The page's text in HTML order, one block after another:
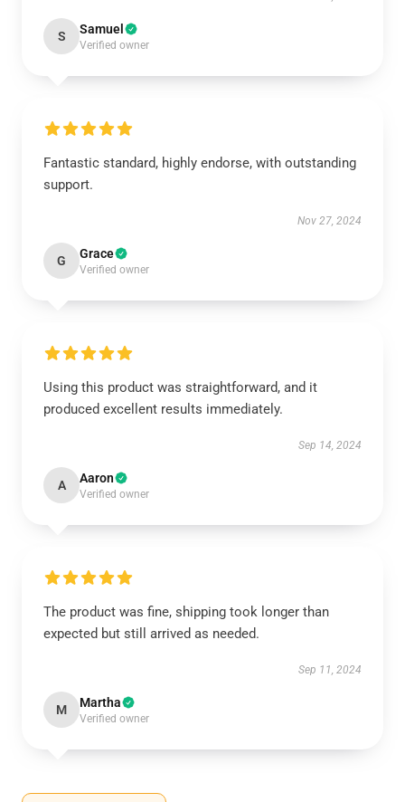
S Samuel
Verified owner
Fantastic standard, highly endorse, with outstanding
support.
Nov 27, 2024
G Grace
Verified owner
Using this product was straightforward, and it
produced excellent results immediately.
Sep 14, 2024
A Aaron
Verified owner
The product was fine, shipping took longer than
expected but still arrived as needed.
Sep 11, 2024
M Martha
Verified owner